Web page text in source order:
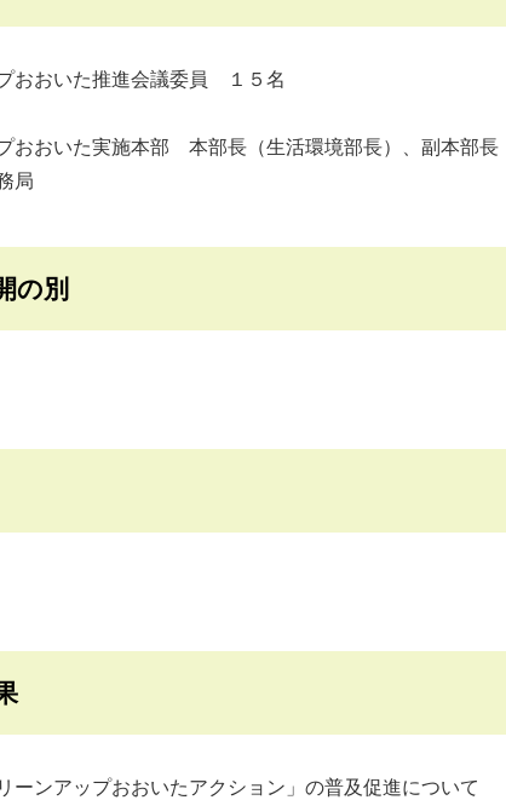
おいた推進会議委員 １５名
おいた実施本部 本部長（生活環境部長）、副本部長
局
の別
ーンアップおおいたアクション」の普及促進について